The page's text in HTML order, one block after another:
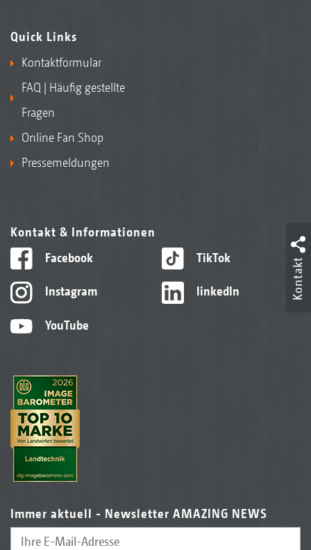
Quick Links
Kontaktformular
FAQ | Häufig gestellte
Fragen
Online Fan Shop
Pressemeldungen
Kontakt & Informationen
Facebook
Instagram
YouTube
TikTok
linkedIn
Immer aktuell - Newsletter AMAZING NEWS
Kontakt